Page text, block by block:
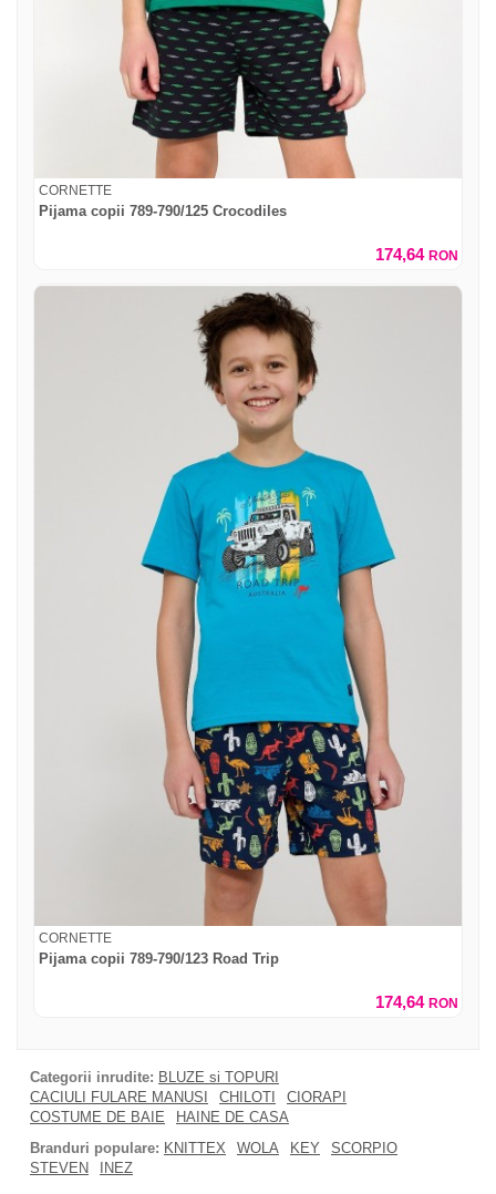
CORNETTE
Pijama copii 789-790/125 Crocodiles
174,64 RON
CORNETTE
Pijama copii 789-790/123 Road Trip
174,64 RON
Categorii inrudite: BLUZE si TOPURI
CACIULI FULARE MANUSI
CHILOTI
CIORAPI
COSTUME DE BAIE
HAINE DE CASA
Branduri populare: KNITTEX WOLA KEY
SCORPIO
STEVEN
INEZ